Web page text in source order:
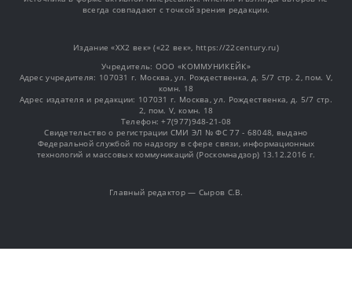
всегда совпадают с точкой зрения редакции.
Издание «XX2 век» («22 век», https://22century.ru)
Учредитель: OOO «КОММУНИКЕЙК»
Адрес учредителя: 107031 г. Москва, ул. Рождественка, д. 5/7 стр. 2, пом. V,
комн. 18
Адрес издателя и редакции: 107031 г. Москва, ул. Рождественка, д. 5/7 стр.
2, пом. V, комн. 18
Телефон: +7(977)948-21-08
Свидетельство о регистрации СМИ ЭЛ № ФС 77 - 68048, выдано
Федеральной службой по надзору в сфере связи, информационных
технологий и массовых коммуникаций (Роскомнадзор) 13.12.2016 г.
Главный редактор — Сыров С.В.